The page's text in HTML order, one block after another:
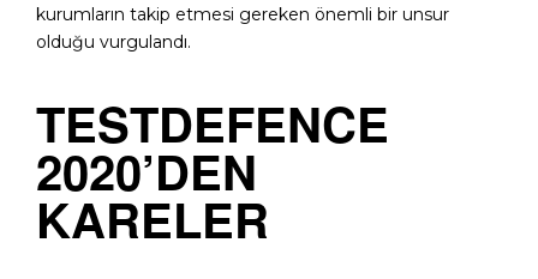
kurumların takip etmesi gereken önemli bir unsur
olduğu vurgulandı.
TESTDEFENCE
2020’DEN
KARELER